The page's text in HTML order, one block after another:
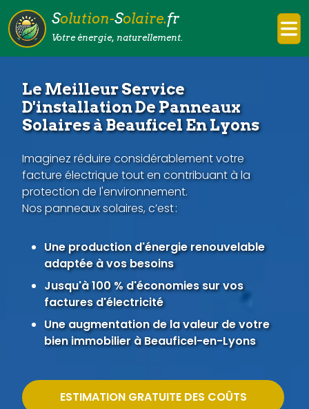
Solution-Solaire.fr
Votre énergie, naturellement.
Le Meilleur Service
D'installation De Panneaux
Solaires à Beauficel En Lyons
Imaginez réduire considérablement votre
facture électrique tout en contribuant à la
protection de l'environnement.
Nos panneaux solaires, c’est :
Une production d'énergie renouvelable
adaptée à vos besoins
Jusqu'à 100 % d'économies sur vos
factures d'électricité
Une augmentation de la valeur de votre
bien immobilier à Beauficel-en-Lyons
ESTIMATION GRATUITE DES COÛTS